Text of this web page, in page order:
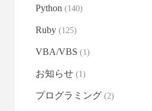
Python (140)
Ruby (125)
VBA/VBS (1)
お知らせ (1)
プログラミング (2)